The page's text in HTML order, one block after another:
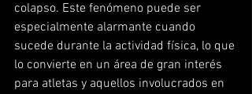
colapso. Este fenómeno puede ser
especialmente alarmante cuando
sucede durante la actividad física, lo que
lo convierte en un área de gran interés
para atletas y aquellos involucrados en